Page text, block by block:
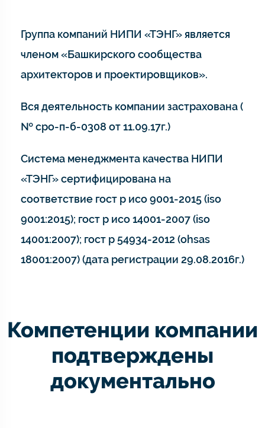
Группа компаний НИПИ «ТЭНГ» является
членом «Башкирского сообщества
архитекторов и проектировщиков».
Вся деятельность компании застрахована (
№ сро-п-б-0308 от 11.09.17г.)
Система менеджмента качества НИПИ
«ТЭНГ» сертифицирована на
соответствие гост р исо 9001-2015 (iso
9001:2015); гост р исо 14001-2007 (iso
14001:2007); гост р 54934-2012 (ohsas
18001:2007) (дата регистрации 29.08.2016г.)
Компетенции компании
подтверждены
документально